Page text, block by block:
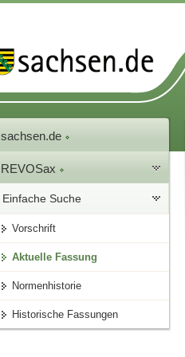
sachsen.de
REVOSax
Einfache Suche
Vorschrift
Aktuelle Fassung
Normenhistorie
Historische Fassungen